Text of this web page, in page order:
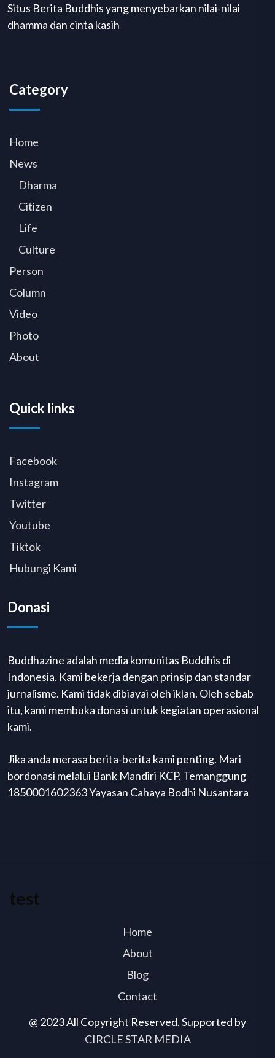
Situs Berita Buddhis yang menyebarkan nilai-nilai
dhamma dan cinta kasih
Category
Home
News
Dharma
Citizen
Life
Culture
Person
Column
Video
Photo
About
Quick links
Facebook
Instagram
Twitter
Youtube
Tiktok
Hubungi Kami
Donasi
Buddhazine adalah media komunitas Buddhis di
Indonesia. Kami bekerja dengan prinsip dan standar
jurnalisme. Kami tidak dibiayai oleh iklan. Oleh sebab
itu, kami membuka donasi untuk kegiatan operasional
kami.
Jika anda merasa berita-berita kami penting. Mari
bordonasi melalui Bank Mandiri KCP. Temanggung
1850001602363 Yayasan Cahaya Bodhi Nusantara
@ 2023 All Copyright Reserved. Supported by
CIRCLE STAR MEDIA
test
Home
About
Blog
Contact